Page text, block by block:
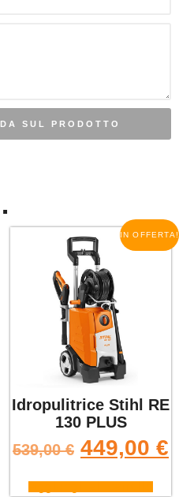
SUL PRODOTTO
IN OFFERTA!
Idropulitrice Stihl RE
130 PLUS
539,00€ 449,00 €